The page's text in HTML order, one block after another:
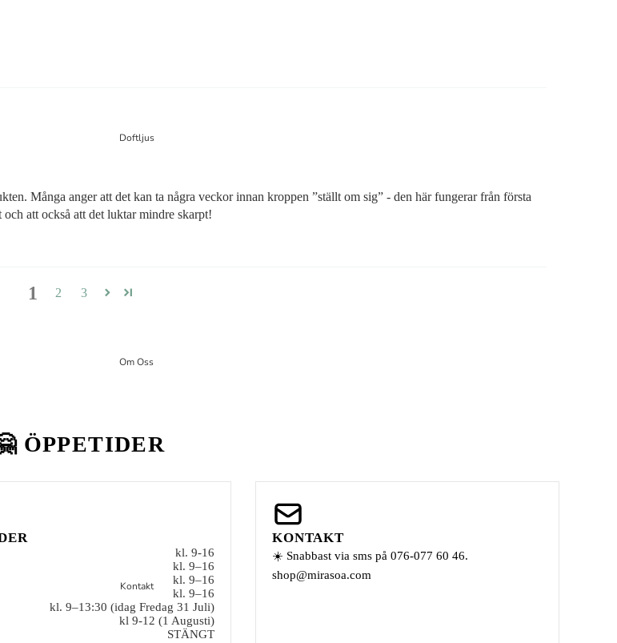
Doftljus
Om Oss
Kontakt
Många anger att det kan ta några veckor innan kroppen ”ställt om sig” - den här fungerar från första
att också att det luktar mindre skarpt!
1 2 3
ÖPPETIDER
kl. 9-16
kl. 9–16
kl. 9–16
kl. 9–16
kl. 9–13:30 (idag Fredag 31 Juli)
kl 9-12 (1 Augusti)
STÄNGT
KONTAKT
☀️ Snabbast via sms på 076-077 60 46.
shop@mirasoa.com